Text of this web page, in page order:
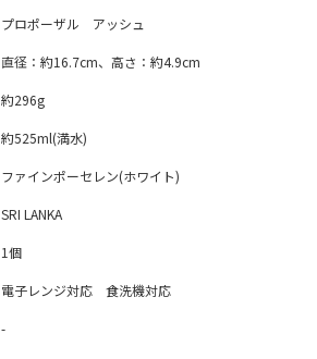
プロポーザル アッシュ
直径：約16.7cm、高さ：約4.9cm
約296g
約525ml(満水)
ファインポーセレン(ホワイト)
SRI LANKA
1個
電子レンジ対応 食洗機対応
-